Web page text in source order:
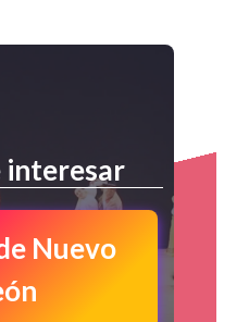
interesar
Nuevo